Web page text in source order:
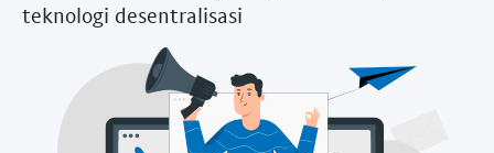
teknologi desentralisasi